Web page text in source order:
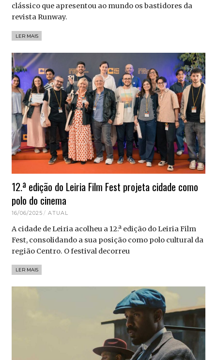
clássico que apresentou ao mundo os bastidores da
revista Runway.
LER MAIS
12.ª edição do Leiria Film Fest projeta cidade como
polo do cinema
16/06/2025 ATUAL
A cidade de Leiria acolheu a 12.ª edição do Leiria Film
Fest, consolidando a sua posição como polo cultural da
região Centro. O festival decorreu
LER MAIS